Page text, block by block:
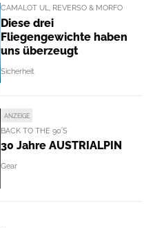
CAMALOT UL, REVERSO & MORFO
Diese drei
Fliegengewichte haben
uns überzeugt
Sicherheit
ANZEIGE
BACK TO THE 90´S
30 Jahre AUSTRIALPIN
Gear